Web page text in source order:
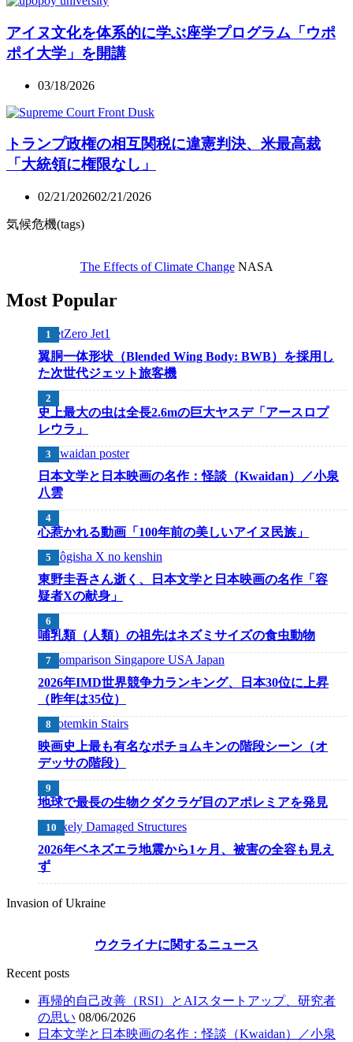
アイヌ文化を体系的に学ぶ座学プログラム「ウポ
ポイ大学」を開講
03/18/2026
トランプ政権の相互関税に違憲判決、米最高裁
「大統領に権限なし」
02/21/202602/21/2026
気候危機(tags)
The Effects of Climate ChangeNASA
Most Popular
翼胴一体形状（Blended Wing Body: BWB）を採用し
た次世代ジェット旅客機
史上最大の虫は全長2.6mの巨大ヤスデ「アースロプ
レウラ」
日本文学と日本映画の名作：怪談（Kwaidan）／小泉
八雲
心惹かれる動画「100年前の美しいアイヌ民族」
東野圭吾さん逝く、日本文学と日本映画の名作「容
疑者Xの献身」
哺乳類（人類）の祖先はネズミサイズの食虫動物
2026年IMD世界競争力ランキング、日本30位に上昇
（昨年は35位）
映画史上最も有名なポチョムキンの階段シーン（オ
デッサの階段）
地球で最長の生物クダクラゲ目のアポレミアを発見
2026年ベネズエラ地震から1ヶ月、被害の全容も見え
ず
Invasion of Ukraine
ウクライナに関するニュース
Recent posts
再帰的自己改善（RSI）とAIスタートアップ、研究者
の思い 08/06/2026
日本文学と日本映画の名作：怪談（Kwaidan）／小泉